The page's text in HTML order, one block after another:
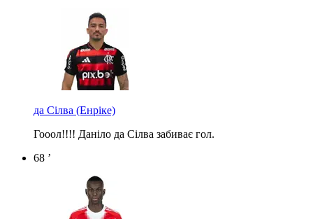
да Сілва (Енріке)
Гооол!!!! Даніло да Сілва забиває гол.
68 ’